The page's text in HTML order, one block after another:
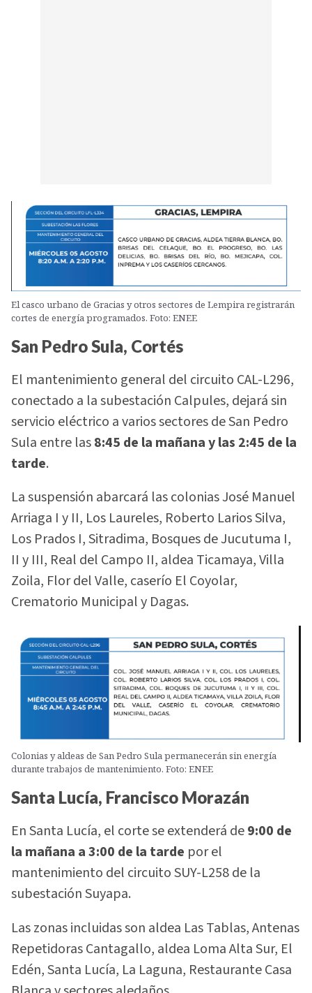
El casco urbano de Gracias y otros sectores de Lempira registrarán
cortes de energía programados. Foto: ENEE
San Pedro Sula, Cortés
El mantenimiento general del circuito CAL-L296,
conectado a la subestación Calpules, dejará sin
servicio eléctrico a varios sectores de San Pedro
Sula entre las8:45 de la mañana y las 2:45 de la
tarde.
La suspensión abarcará las colonias José Manuel
Arriaga I y II, Los Laureles, Roberto Larios Silva,
Los Prados I, Sitradima, Bosques de Jucutuma I,
II y III, Real del Campo II, aldea Ticamaya, Villa
Zoila, Flor del Valle, caserío El Coyolar,
Crematorio Municipal y Dagas.
Colonias y aldeas de San Pedro Sula permanecerán sin energía
durante trabajos de mantenimiento. Foto: ENEE
Santa Lucía, Francisco Morazán
En Santa Lucía, el corte se extenderá de9:00 de
la mañana a 3:00 de la tarde por el
mantenimiento del circuito SUY-L258 de la
subestación Suyapa.
Las zonas incluidas son aldea Las Tablas, Antenas
Repetidoras Cantagallo, aldea Loma Alta Sur, El
Edén, Santa Lucía, La Laguna, Restaurante Casa